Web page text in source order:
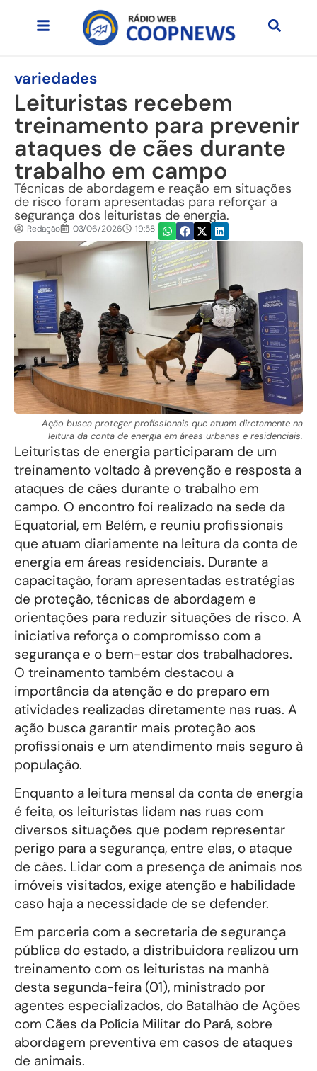
variedades
Leituristas recebem
treinamento para prevenir
ataques de cães durante
trabalho em campo
Técnicas de abordagem e reação em situações
de risco foram apresentadas para reforçar a
segurança dos leituristas de energia.
Redação 03/06/2026 19:58
Ação busca proteger profissionais que atuam diretamente na
leitura da conta de energia em áreas urbanas e residenciais.
Leituristas de energia participaram de um
treinamento voltado à prevenção e resposta a
ataques de cães durante o trabalho em
campo. O encontro foi realizado na sede da
Equatorial, em Belém, e reuniu profissionais
que atuam diariamente na leitura da conta de
energia em áreas residenciais. Durante a
capacitação, foram apresentadas estratégias
de proteção, técnicas de abordagem e
orientações para reduzir situações de risco. A
iniciativa reforça o compromisso com a
segurança e o bem-estar dos trabalhadores.
O treinamento também destacou a
importância da atenção e do preparo em
atividades realizadas diretamente nas ruas. A
ação busca garantir mais proteção aos
profissionais e um atendimento mais seguro à
população.
Enquanto a leitura mensal da conta de energia
é feita, os leituristas lidam nas ruas com
diversos situações que podem representar
perigo para a segurança, entre elas, o ataque
de cães. Lidar com a presença de animais nos
imóveis visitados, exige atenção e habilidade
caso haja a necessidade de se defender.
Em parceria com a secretaria de segurança
pública do estado, a distribuidora realizou um
treinamento com os leituristas na manhã
desta segunda-feira (01), ministrado por
agentes especializados, do Batalhão de Ações
com Cães da Polícia Militar do Pará, sobre
abordagem preventiva em casos de ataques
de animais.